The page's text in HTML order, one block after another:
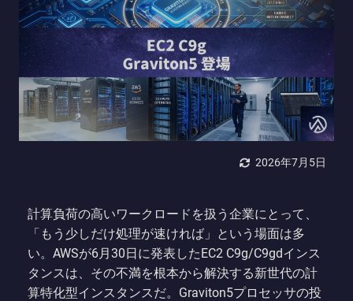
2026年7月5日
計算負荷の高いワークロードを扱う企業にとって、
「もう少しだけ処理が速ければ」という場面は多
い。AWSが6月30日に発表したEC2 C9g/C9gdインス
タンスは、その不満を根本から解決する新世代の計
算特化型インスタンスだ。Graviton5プロセッサの投